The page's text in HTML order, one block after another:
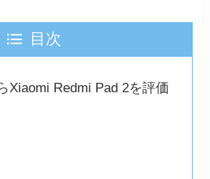
目次
Xiaomi Redmi Pad 2を評価